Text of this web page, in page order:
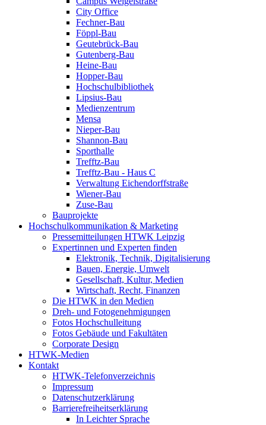
City Office
Fechner-Bau
Föppl-Bau
Geutebrück-Bau
Gutenberg-Bau
Heine-Bau
Hopper-Bau
Hochschulbibliothek
Lipsius-Bau
Medienzentrum
Mensa
Nieper-Bau
Shannon-Bau
Sporthalle
Trefftz-Bau
Trefftz-Bau - Haus C
Verwaltung Eichendorffstraße
Wiener-Bau
Zuse-Bau
Bauprojekte
Hochschulkommunikation & Marketing
Pressemitteilungen HTWK Leipzig
Expertinnen und Experten finden
Elektronik, Technik, Digitalisierung
Bauen, Energie, Umwelt
Gesellschaft, Kultur, Medien
Wirtschaft, Recht, Finanzen
Die HTWK in den Medien
Dreh- und Fotogenehmigungen
Fotos Hochschulleitung
Fotos Gebäude und Fakultäten
Corporate Design
HTWK-Medien
Kontakt
HTWK-Telefonverzeichnis
Impressum
Datenschutzerklärung
Barrierefreiheitserklärung
In Leichter Sprache